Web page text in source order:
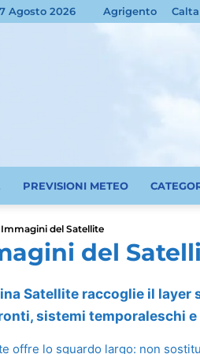
Agosto 2026 Agrigento
PREVISIONI METEO
Immagini del Satellite
del
Satellite raccoglie il
sistemi temporaleschi
offre lo sguardo largo: non